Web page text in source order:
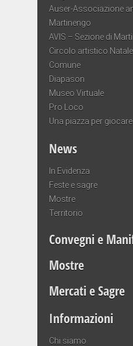
Auser-Associazione
Martinengo
AVIS – Sezione di
Circolo artistico
Comune
Diapason
Museo Virtuale
Pro Loco
Una piazza per
News
In Evidenza
Feste e sagre
Mostre
Territorio
Convegni e
Mostre
Mercati e Sagre
Informazioni
Chi siamo